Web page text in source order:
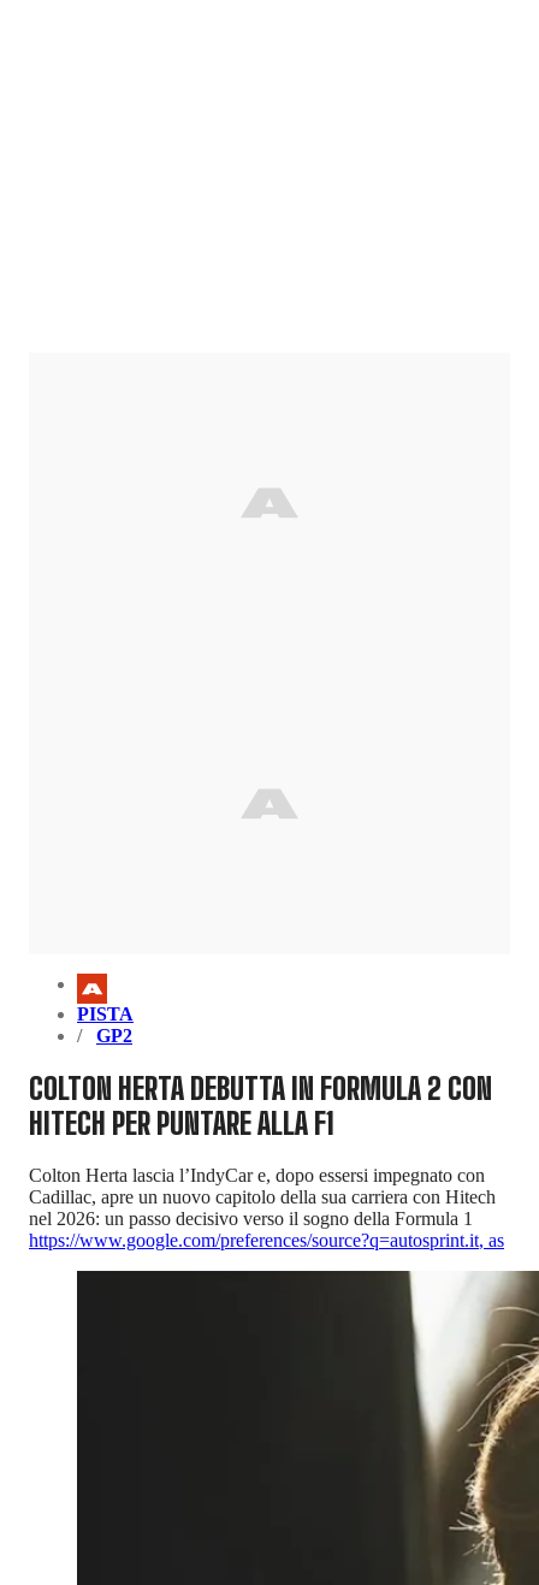
PISTA
GP2
COLTON HERTA DEBUTTA IN FORMULA 2 CON
HITECH PER PUNTARE ALLA F1
Colton Herta lascia l’IndyCar e, dopo essersi impegnato con
Cadillac, apre un nuovo capitolo della sua carriera con Hitech
nel 2026: un passo decisivo verso il sogno della Formula 1
https://www.google.com/preferences/source?q=autosprint.it, as